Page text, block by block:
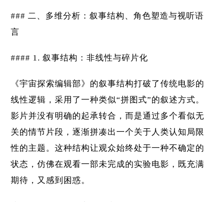
### 二、多维分析：叙事结构、角色塑造与视听语
言
#### 1. 叙事结构：非线性与碎片化
《宇宙探索编辑部》的叙事结构打破了传统电影的
线性逻辑，采用了一种类似“拼图式”的叙述方式。
影片并没有明确的起承转合，而是通过多个看似无
关的情节片段，逐渐拼凑出一个关于人类认知局限
性的主题。这种结构让观众始终处于一种不确定的
状态，仿佛在观看一部未完成的实验电影，既充满
期待，又感到困惑。